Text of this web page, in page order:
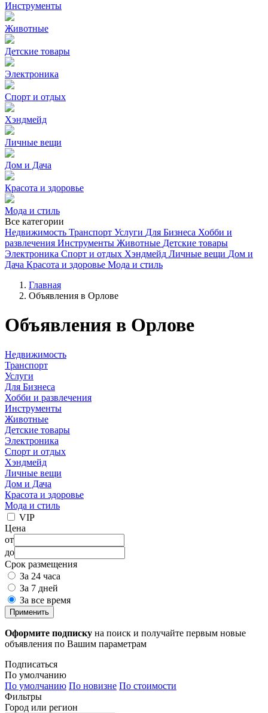
Инструменты
Животные
Детские товары
Электроника
Спорт и отдых
Хэндмейд
Личные вещи
Дом и Дача
Красота и здоровье
Мода и стиль
Все категории
Недвижимость Транспорт Услуги Для Бизнеса Хобби и
развлечения Инструменты Животные Детские товары
Электроника Спорт и отдых Хэндмейд Личные вещи Дом и
Дача Красота и здоровье Мода и стиль
Главная
Объявления в Орлове
Объявления в Орлове
Недвижимость
Транспорт
Услуги
Для Бизнеса
Хобби и развлечения
Инструменты
Животные
Детские товары
Электроника
Спорт и отдых
Хэндмейд
Личные вещи
Дом и Дача
Красота и здоровье
Мода и стиль
VIP
Цена
от
до
Срок размещения
За 24 часа
За 7 дней
За все время
Применить
Оформите подписку на поиск и получайте первым новые
объявления по Вашим параметрам
Подписаться
По умолчанию
По умолчанию По новизне По стоимости
Фильтры
Город или регион